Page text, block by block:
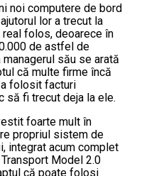
noi computere de bord
lor a trecut la
folos, deoarece în
de astfel de
său se arată
că multe firme încă
folosit facturi
să fi trecut deja la ele.
foarte mult în
propriul sistem de
integrat acum complet
Model 2.0
că poate folosi